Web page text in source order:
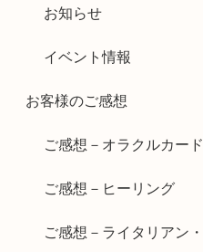
お知らせ
イベント情報
お客様のご感想
ご感想－オラクルカー
ご感想－ヒーリング
ご感想－ライタリアン